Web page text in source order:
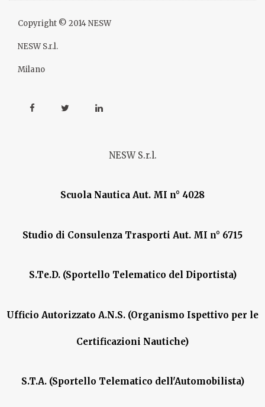
Copyright © 2014 NESW
NESW S.r.l.
Milano
NESW S.r.l.
Scuola Nautica Aut. MI n° 4028
Studio di Consulenza Trasporti Aut. MI n° 6715
S.Te.D. (Sportello Telematico del Diportista)
Ufficio Autorizzato A.N.S. (Organismo Ispettivo per le
Certificazioni Nautiche)
S.T.A. (Sportello Telematico dell'Automobilista)